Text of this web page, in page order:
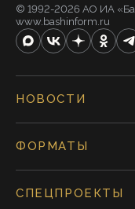
© 1992-2026 АО ИА
www.bashinform.ru
НОВОСТИ
ФОРМАТЫ
СПЕЦПРОЕКТЫ